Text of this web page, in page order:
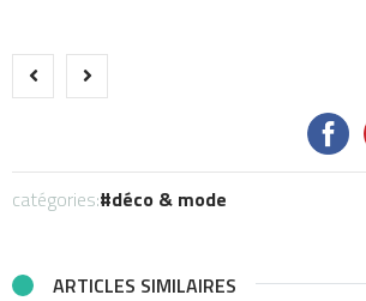
catégories: déco & mode
ARTICLES SIMILAIRES